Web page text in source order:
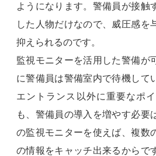
ようになります。警備員が接触
した人物だけなので、威圧感を
抑えられるのです。
監視モニターを活用した警備が
に警備員は警備室内で待機して
エントランス以外に重要なポ
も、警備員の導入を増やす必要
の監視モニターを使えば、複数
の情報をキャッチ出来るからで